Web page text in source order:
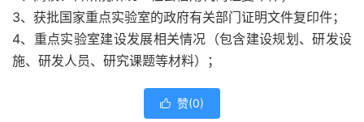
3、获批国家重点实验室的政府有关部门证明文件复印件；
4、重点实验室建设发展相关情况（包含建设规划、研发设
施、研发人员、研究课题等材料）；
 赞(0)